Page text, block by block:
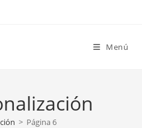
Menú
> Página 6